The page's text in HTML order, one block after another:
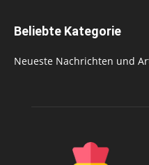
Beliebte Kategorie
Neueste Nachrichten und